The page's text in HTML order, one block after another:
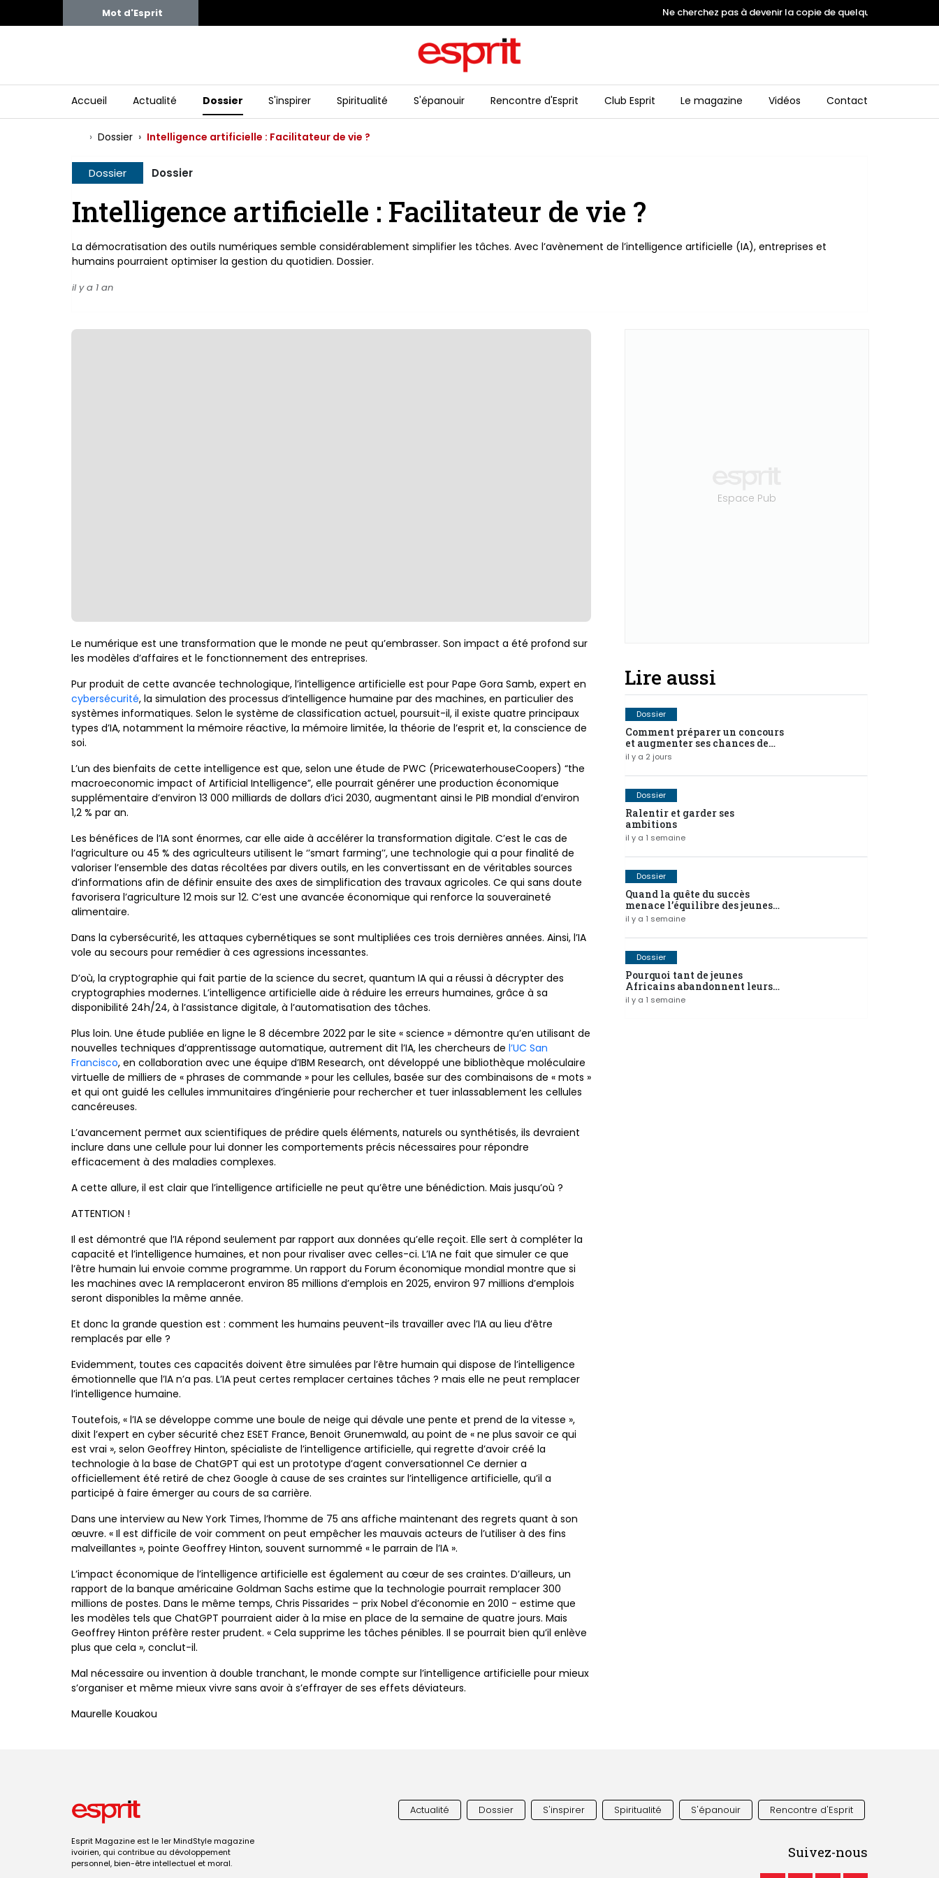
Mot d'Esprit Ne cherchez pas à devenir la copie de quelqu'un. Inspirez vous
Accueil Actualité Dossier S'inspirer Spiritualité S'épanouir Rencontre d'Esprit Club Esprit Le magazine Vidéos Contact
Dossier Intelligence artificielle : Facilitateur de vie ?
Dossier Dossier
Intelligence artificielle : Facilitateur de vie ?
La démocratisation des outils numériques semble considérablement simplifier les tâches. Avec l’avènement de l’intelligence artificielle (IA), entreprises et
humains pourraient optimiser la gestion du quotidien. Dossier.
il y a 1 an
Le numérique est une transformation que le monde ne peut qu’embrasser. Son impact a été profond sur
les modèles d’affaires et le fonctionnement des entreprises.
Pur produit de cette avancée technologique, l’intelligence artificielle est pour Pape Gora Samb, expert en
cybersécurité, la simulation des processus d’intelligence humaine par des machines, en particulier des
systèmes informatiques. Selon le système de classification actuel, poursuit-il, il existe quatre principaux
types d’IA, notamment la mémoire réactive, la mémoire limitée, la théorie de l’esprit et, la conscience de
soi.
L’un des bienfaits de cette intelligence est que, selon une étude de PWC (PricewaterhouseCoopers) “the
macroeconomic impact of Artificial Intelligence”, elle pourrait générer une production économique
supplémentaire d’environ 13 000 milliards de dollars d’ici 2030, augmentant ainsi le PIB mondial d’environ
1,2 % par an.
Les bénéfices de l’IA sont énormes, car elle aide à accélérer la transformation digitale. C’est le cas de
l’agriculture ou 45 % des agriculteurs utilisent le ‘’smart farming’’, une technologie qui a pour finalité de
valoriser l’ensemble des datas récoltées par divers outils, en les convertissant en de véritables sources
d’informations afin de définir ensuite des axes de simplification des travaux agricoles. Ce qui sans doute
favorisera l’agriculture 12 mois sur 12. C’est une avancée économique qui renforce la souveraineté
alimentaire.
Dans la cybersécurité, les attaques cybernétiques se sont multipliées ces trois dernières années. Ainsi, l’IA
vole au secours pour remédier à ces agressions incessantes.
D’où, la cryptographie qui fait partie de la science du secret, quantum IA qui a réussi à décrypter des
cryptographies modernes. L’intelligence artificielle aide à réduire les erreurs humaines, grâce à sa
disponibilité 24h/24, à l’assistance digitale, à l’automatisation des tâches.
Plus loin. Une étude publiée en ligne le 8 décembre 2022 par le site « science » démontre qu’en utilisant de
nouvelles techniques d’apprentissage automatique, autrement dit l’IA, les chercheurs de l’UC San
Francisco, en collaboration avec une équipe d’IBM Research, ont développé une bibliothèque moléculaire
virtuelle de milliers de « phrases de commande » pour les cellules, basée sur des combinaisons de « mots »
et qui ont guidé les cellules immunitaires d’ingénierie pour rechercher et tuer inlassablement les cellules
cancéreuses.
L’avancement permet aux scientifiques de prédire quels éléments, naturels ou synthétisés, ils devraient
inclure dans une cellule pour lui donner les comportements précis nécessaires pour répondre
efficacement à des maladies complexes.
A cette allure, il est clair que l’intelligence artificielle ne peut qu’être une bénédiction. Mais jusqu’où ?
ATTENTION !
Il est démontré que l’IA répond seulement par rapport aux données qu’elle reçoit. Elle sert à compléter la
capacité et l’intelligence humaines, et non pour rivaliser avec celles-ci. L’IA ne fait que simuler ce que
l’être humain lui envoie comme programme. Un rapport du Forum économique mondial montre que si
les machines avec IA remplaceront environ 85 millions d’emplois en 2025, environ 97 millions d’emplois
seront disponibles la même année.
Et donc la grande question est : comment les humains peuvent-ils travailler avec l’IA au lieu d’être
remplacés par elle ?
Evidemment, toutes ces capacités doivent être simulées par l’être humain qui dispose de l’intelligence
émotionnelle que l’IA n’a pas. L’IA peut certes remplacer certaines tâches ? mais elle ne peut remplacer
l’intelligence humaine.
Toutefois, « l’IA se développe comme une boule de neige qui dévale une pente et prend de la vitesse »,
dixit l’expert en cyber sécurité chez ESET France, Benoit Grunemwald, au point de « ne plus savoir ce qui
est vrai », selon Geoffrey Hinton, spécialiste de l’intelligence artificielle, qui regrette d’avoir créé la
technologie à la base de ChatGPT qui est un prototype d’agent conversationnel Ce dernier a
officiellement été retiré de chez Google à cause de ses craintes sur l’intelligence artificielle, qu’il a
participé à faire émerger au cours de sa carrière.
Dans une interview au New York Times, l’homme de 75 ans affiche maintenant des regrets quant à son
œuvre. « Il est difficile de voir comment on peut empêcher les mauvais acteurs de l’utiliser à des fins
malveillantes », pointe Geoffrey Hinton, souvent surnommé « le parrain de l’IA ».
L’impact économique de l’intelligence artificielle est également au cœur de ses craintes. D’ailleurs, un
rapport de la banque américaine Goldman Sachs estime que la technologie pourrait remplacer 300
millions de postes. Dans le même temps, Chris Pissarides – prix Nobel d’économie en 2010 - estime que
les modèles tels que ChatGPT pourraient aider à la mise en place de la semaine de quatre jours. Mais
Geoffrey Hinton préfère rester prudent. « Cela supprime les tâches pénibles. Il se pourrait bien qu’il enlève
plus que cela », conclut-il.
Mal nécessaire ou invention à double tranchant, le monde compte sur l’intelligence artificielle pour mieux
s’organiser et même mieux vivre sans avoir à s’effrayer de ses effets déviateurs.
Maurelle Kouakou
Espace Pub
Lire aussi
Dossier
Comment préparer un concours
et augmenter ses chances de
réussite ?
il y a 2 jours
Dossier
Ralentir et garder ses
ambitions
il y a 1 semaine
Dossier
Quand la quête du succès
menace l’équilibre des jeunes
cadres africains
il y a 1 semaine
Dossier
Pourquoi tant de jeunes
Africains abandonnent leurs
projets avant de réussir
il y a 1 semaine
Esprit Magazine est le 1er MindStyle magazine
ivoirien, qui contribue au dévoloppement
personnel, bien-être intellectuel et moral.
Actualité Dossier S'inspirer Spiritualité S'épanouir Rencontre d'Esprit
Suivez-nous